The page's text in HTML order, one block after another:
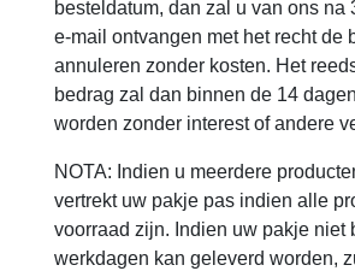
besteldatum, dan zal u van ons na
e-mail ontvangen met het recht de
annuleren zonder kosten. Het
bedrag zal dan binnen de 14
worden zonder interest of andere
NOTA: Indien u meerdere
vertrekt uw pakje pas indien alle
voorraad zijn. Indien uw pakje niet
werkdagen kan geleverd worden,